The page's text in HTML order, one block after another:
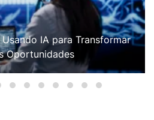
IA para Transformar
Oportunidades